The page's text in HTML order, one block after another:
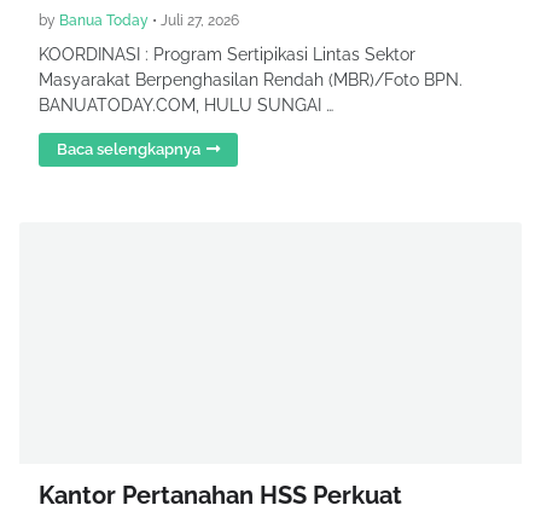
by Banua Today • Juli 27, 2026
KOORDINASI : Program Sertipikasi Lintas Sektor
Masyarakat Berpenghasilan Rendah (MBR)/Foto BPN.
BANUATODAY.COM, HULU SUNGAI …
Baca selengkapnya
Kantor Pertanahan HSS Perkuat